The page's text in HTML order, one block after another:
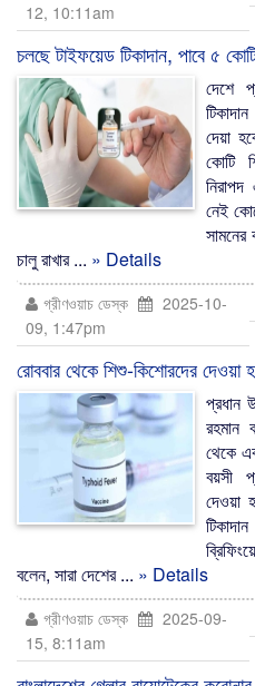
12, 10:11am
চলছে টাইফয়েড টিকাদান, পাবে ৫
দেশে
দেয়া
কোটি
নেই
সামনের
চালু রাখার ... » Details
গ্রীণওয়াচ ডেস্ক
2025-10-
09, 1:47pm
রোববার থেকে শিশু-কিশোরদের দেওয়া
প্রধান
রহমান
থেকে
বয়সী
দেওয়া
বলেন, সারা দেশের ... » Details
গ্রীণওয়াচ ডেস্ক
2025-09-
15, 8:11am